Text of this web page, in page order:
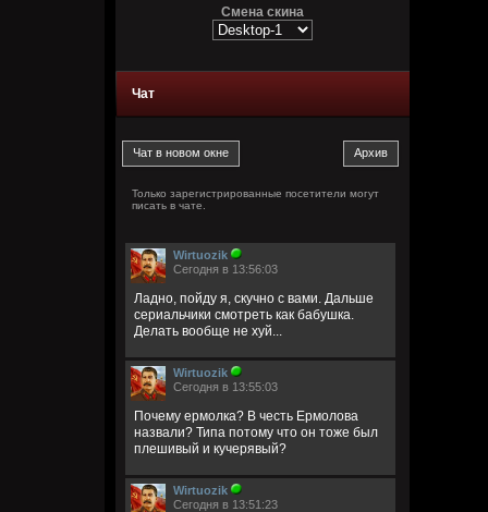
Смена скина
Чат
Только зарегистрированные посетители могут
писать в чате.
Wirtuozik
Сегодня в 13:56:03
Ладно, пойду я, скучно с вами. Дальше
сериальчики смотреть как бабушка.
Делать вообще не хуй...
Wirtuozik
Сегодня в 13:55:03
Почему ермолка? В честь Ермолова
назвали? Типа потому что он тоже был
плешивый и кучерявый?
Wirtuozik
Сегодня в 13:51:23